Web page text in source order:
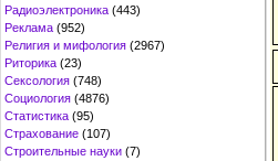
Радиоэлектроника (443)
Реклама (952)
Религия и мифология (2967)
Риторика (23)
Сексология (748)
Социология (4876)
Статистика (95)
Страхование (107)
Строительные науки (7)